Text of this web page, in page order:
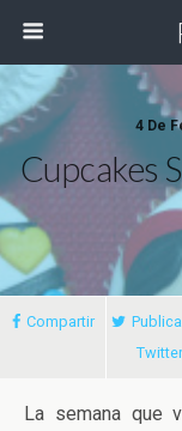
4 De
Cupcakes
Compartir
Twitter
La semana que